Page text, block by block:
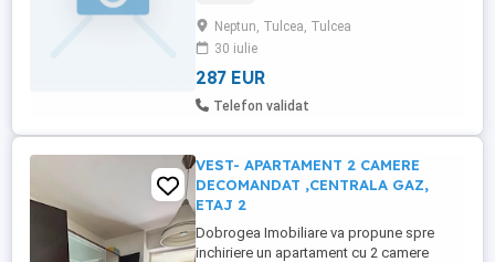
lung. Preț 1500lei lei plus garantie.
Neptun, Tulcea, Tulcea
30 iulie
287 EUR
Telefon validat
VEST- APARTAMENT 2 CAMERE
DECOMANDAT ,CENTRALA GAZ,
ETAJ 2
Dobrogea Imobiliare va propune spre
inchiriere un apartament cu 2 camere